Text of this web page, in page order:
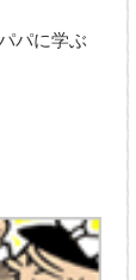
パに学ぶ